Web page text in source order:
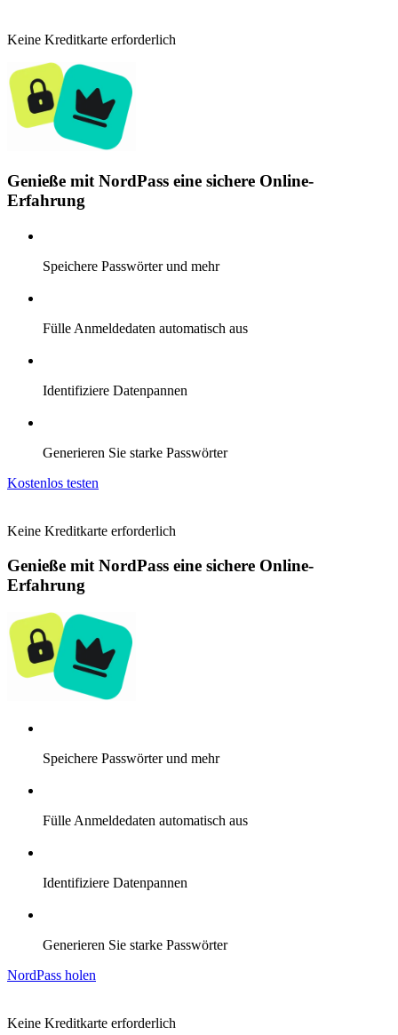
Keine Kreditkarte erforderlich
Genieße mit NordPass eine sichere Online-
Erfahrung
Speichere Passwörter und mehr
Fülle Anmeldedaten automatisch aus
Identifiziere Datenpannen
Generieren Sie starke Passwörter
Kostenlos testen
Keine Kreditkarte erforderlich
Genieße mit NordPass eine sichere Online-
Erfahrung
Speichere Passwörter und mehr
Fülle Anmeldedaten automatisch aus
Identifiziere Datenpannen
Generieren Sie starke Passwörter
NordPass holen
Keine Kreditkarte erforderlich